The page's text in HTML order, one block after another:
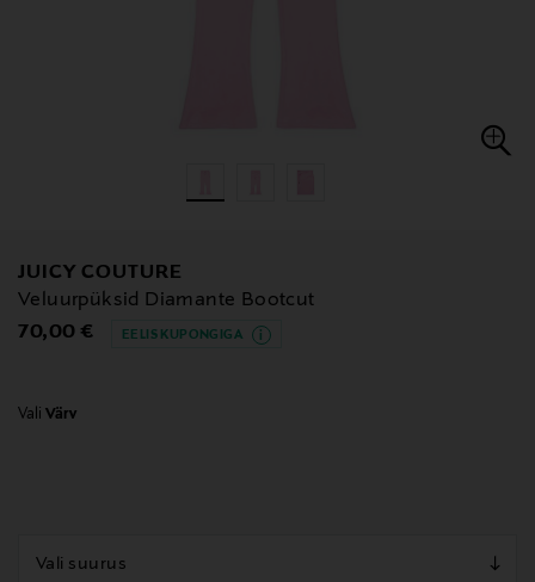
JUICY COUTURE
Veluurpüksid Diamante Bootcut
Original Price
70,00 € EELIS KUPONGIGA
Vali Värv